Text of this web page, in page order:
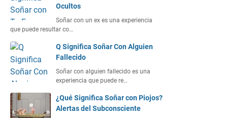
Ocultos
Soñar con un ex es una experiencia
que puede resultar co…
Q Significa Soñar Con Alguien
Fallecido
Soñar con alguien fallecido es una
experiencia que puede re…
¿Qué Significa Soñar con Piojos?
Alertas del Subconsciente